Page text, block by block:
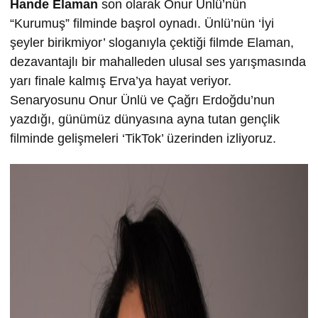
Hande Elaman son olarak Onur Ünlü’nün
“Kurumuş” filminde başrol oynadı. Ünlü’nün ‘İyi
şeyler birikmiyor’ sloganıyla çektiği filmde Elaman,
dezavantajlı bir mahalleden ulusal ses yarışmasında
yarı finale kalmış Erva’ya hayat veriyor.
Senaryosunu Onur Ünlü ve Çağrı Erdoğdu’nun
yazdığı, günümüz dünyasına ayna tutan gençlik
filminde gelişmeleri ‘TikTok’ üzerinden izliyoruz.